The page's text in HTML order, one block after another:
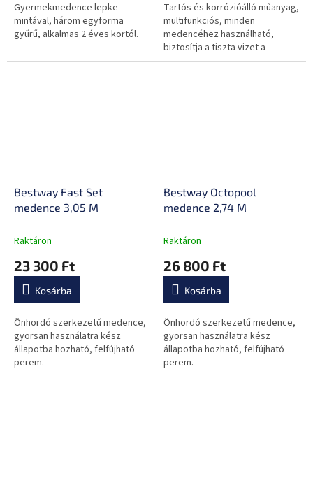
Gyermekmedence lepke
mintával, három egyforma
gyűrű, alkalmas 2 éves kortól.
Tartós és korrózióálló műanyag,
multifunkciós, minden
medencéhez használható,
biztosítja a tiszta vizet a
medencében.
Bestway Fast Set
medence 3,05 M
Raktáron
23 300 Ft
Kosárba
Önhordó szerkezetű medence,
gyorsan használatra kész
állapotba hozható, felfújható
perem.
Bestway Octopool
medence 2,74 M
Raktáron
26 800 Ft
Kosárba
Önhordó szerkezetű medence,
gyorsan használatra kész
állapotba hozható, felfújható
perem.